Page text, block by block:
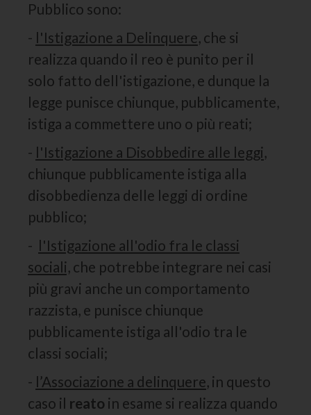
Pubblico sono:
- l'Istigazione a Delinquere, che si
realizza quando il reo è punito per il
solo fatto dell'istigazione, e dunque la
legge punisce chiunque, pubblicamente,
istiga a commettere uno o più reati;
- l'Istigazione a Disobbedire alle leggi,
chiunque pubblicamente istiga alla
disobbedienza delle leggi di ordine
pubblico;
- l'Istigazione all'odio fra le classi
sociali, che potrebbe integrare nei casi
più gravi anche un comportamento
razzista, e punisce chiunque
pubblicamente istiga all'odio tra le
classi sociali;
- l’Associazione a delinquere, in questo
caso il reato in esame si realizza quando